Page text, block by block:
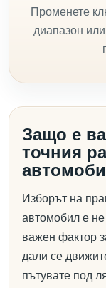
Променете
диапазон
Защо е
точния
Изборът на
автомобил е
важен фактор
дали се
пътувате под